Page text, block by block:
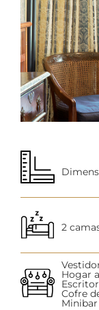
2
Hogar
Cofre
Minibar